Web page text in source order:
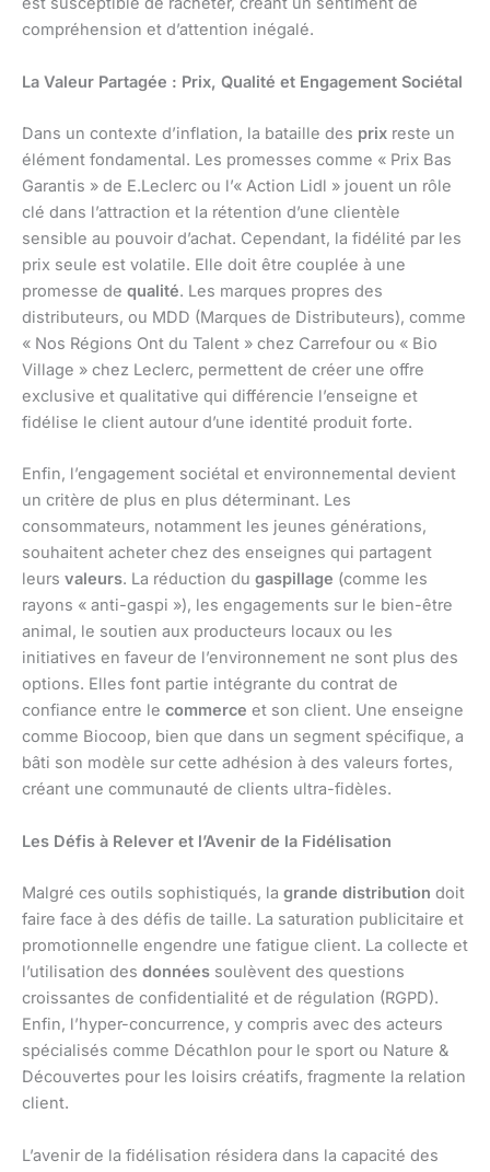
compréhension et d’attention inégalé.
La Valeur Partagée : Prix, Qualité et Engagement Sociétal
Dans un contexte d’inflation, la bataille des prix reste un
élément fondamental. Les promesses comme « Prix Bas
Garantis » de E.Leclerc ou l’« Action Lidl » jouent un rôle
clé dans l’attraction et la rétention d’une clientèle
sensible au pouvoir d’achat. Cependant, la fidélité par les
prix seule est volatile. Elle doit être couplée à une
promesse de qualité. Les marques propres des
distributeurs, ou MDD (Marques de Distributeurs), comme
« Nos Régions Ont du Talent » chez Carrefour ou « Bio
Village » chez Leclerc, permettent de créer une offre
exclusive et qualitative qui différencie l’enseigne et
fidélise le client autour d’une identité produit forte.
Enfin, l’engagement sociétal et environnemental devient
un critère de plus en plus déterminant. Les
consommateurs, notamment les jeunes générations,
souhaitent acheter chez des enseignes qui partagent
leurs valeurs. La réduction du gaspillage (comme les
rayons « anti-gaspi »), les engagements sur le bien-être
animal, le soutien aux producteurs locaux ou les
initiatives en faveur de l’environnement ne sont plus des
options. Elles font partie intégrante du contrat de
confiance entre le commerce et son client. Une enseigne
comme Biocoop, bien que dans un segment spécifique, a
bâti son modèle sur cette adhésion à des valeurs fortes,
créant une communauté de clients ultra-fidèles.
Les Défis à Relever et l’Avenir de la Fidélisation
Malgré ces outils sophistiqués, la grande distribution doit
faire face à des défis de taille. La saturation publicitaire et
promotionnelle engendre une fatigue client. La collecte et
l’utilisation des données soulèvent des questions
croissantes de confidentialité et de régulation (RGPD).
Enfin, l’hyper-concurrence, y compris avec des acteurs
spécialisés comme Décathlon pour le sport ou Nature &
Découvertes pour les loisirs créatifs, fragmente la relation
client.
L’avenir de la fidélisation résidera dans la capacité des